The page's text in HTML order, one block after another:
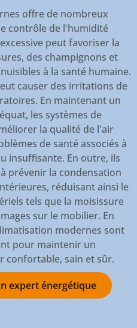
offre de nombreux
contrôle de l'humidité
peut favoriser la
des champignons et
à la santé humaine.
causer des irritations de
En maintenant un
les systèmes de
la qualité de l'air
de santé associés à
insuffisante. En outre, ils
prévenir la condensation
réduisant ainsi le
tels que la moisissure
sur le mobilier. En
modernes sont
pour maintenir un
confortable, sain et sûr.
expert énergétique